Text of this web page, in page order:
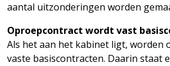
aantal uitzonderingen worden
Oproepcontract wordt vast
Als het aan het kabinet ligt, worden
vaste basiscontracten. Daarin staat